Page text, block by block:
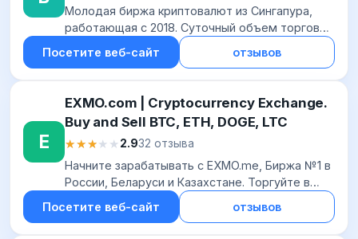
Молодая биржа криптовалют из Сингапура,
работающая с 2018. Суточный объем торгов
около 900$ тыс., постоянных пользователей
более 100 тыс. Главное преимущество -
Посетите веб-сайт отзывов
E
EXMO.com | Cryptocurrency Exchange.
Buy and Sell BTC, ETH, DOGE, LTC
★★★★★
★★★★★2.932 отзыва
Начните зарабатывать с EXMO.me, Биржа №1 в
России, Беларуси и Казахстане. Торгуйте в
более чем 160 торговых парах с 50 топовыми
криптоактивами, включая Bitcoin, Ripple an...
Посетите веб-сайт отзывов